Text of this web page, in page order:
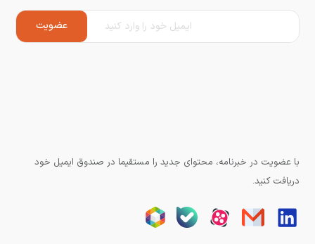
با عضویت در خبرنامه، محتوای جدید را مستقیما در صندوق ایمیل خود
دریافت کنید.